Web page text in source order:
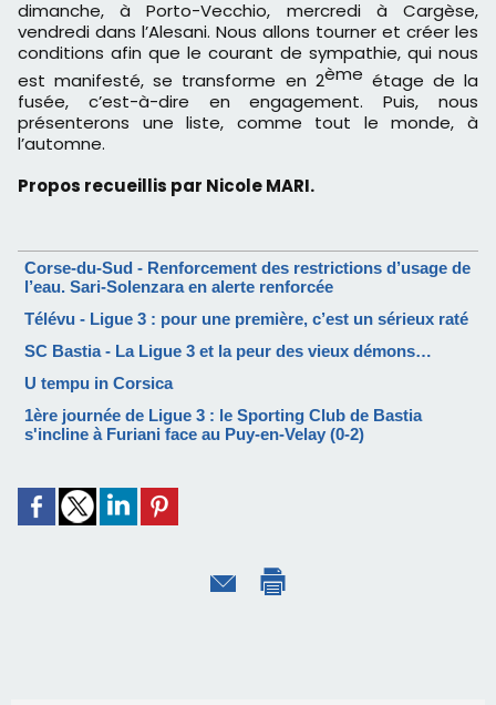
dimanche, à Porto-Vecchio, mercredi à Cargèse,
vendredi dans l’Alesani. Nous allons tourner et créer les
conditions afin que le courant de sympathie, qui nous
est manifesté, se transforme en 2ème étage de la
fusée, c’est-à-dire en engagement. Puis, nous
présenterons une liste, comme tout le monde, à
l’automne.
Propos recueillis par Nicole MARI.
Corse-du-Sud - Renforcement des restrictions d’usage de
l’eau. Sari-Solenzara en alerte renforcée
Télévu - Ligue 3 : pour une première, c’est un sérieux raté
SC Bastia - La Ligue 3 et la peur des vieux démons…
U tempu in Corsica
1ère journée de Ligue 3 : le Sporting Club de Bastia
s'incline à Furiani face au Puy-en-Velay (0-2)